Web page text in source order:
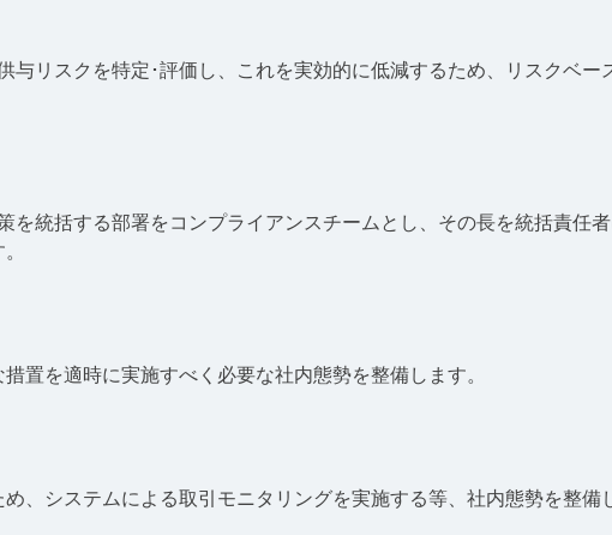
与リスクを特定･評価し、これを実効的に低減するため、リスクベ
を統括する部署をコンプライアンスチームとし、その長を統括責任
置を適時に実施すべく必要な社内態勢を整備します。
、システムによる取引モニタリングを実施する等、社内態勢を整